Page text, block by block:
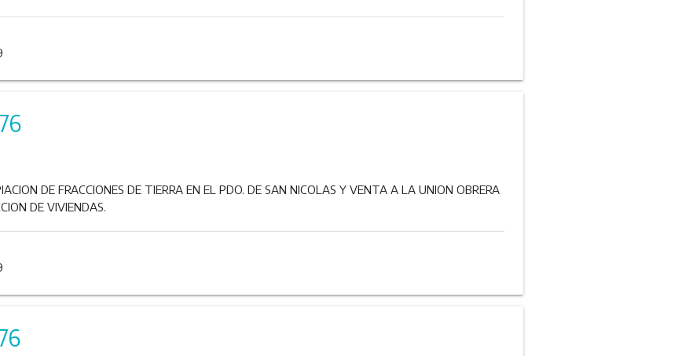
DE FRACCIONES DE TIERRA EN EL PDO. DE SAN NICOLAS Y VENTA A LA UNION OBRERA
DE VIVIENDAS.